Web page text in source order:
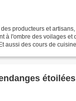
producteurs et
à l'ombre des voilages et
aussi des cours de